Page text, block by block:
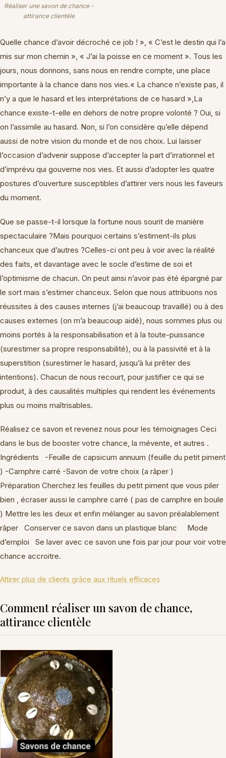
Réaliser une savon de chance -
attirance clientèle
Quelle chance d’avoir décroché ce job ! », « C’est le destin qui l’a
mis sur mon chemin », « J’ai la poisse en ce moment ». Tous les
jours, nous donnons, sans nous en rendre compte, une place
importante à la chance dans nos vies.« La chance n’existe pas, il
n’y a que le hasard et les interprétations de ce hasard »,La
chance existe-t-elle en dehors de notre propre volonté ? Oui, si
on l’assimile au hasard. Non, si l’on considère qu’elle dépend
aussi de notre vision du monde et de nos choix. Lui laisser
l’occasion d’advenir suppose d’accepter la part d’irrationnel et
d’imprévu qui gouverne nos vies. Et aussi d’adopter les quatre
postures d’ouverture susceptibles d’attirer vers nous les faveurs
du moment.
Que se passe-t-il lorsque la fortune nous sourit de manière
spectaculaire ?Mais pourquoi certains s’estiment-ils plus
chanceux que d’autres ?Celles-ci ont peu à voir avec la réalité
des faits, et davantage avec le socle d’estime de soi et
l’optimisme de chacun. On peut ainsi n’avoir pas été épargné par
le sort mais s’estimer chanceux. Selon que nous attribuons nos
réussites à des causes internes (j’ai beaucoup travaillé) ou à des
causes externes (on m’a beaucoup aidé), nous sommes plus ou
moins portés à la responsabilisation et à la toute-puissance
(surestimer sa propre responsabilité), ou à la passivité et à la
superstition (surestimer le hasard, jusqu’à lui prêter des
intentions). Chacun de nous recourt, pour justifier ce qui se
produit, à des causalités multiples qui rendent les événements
plus ou moins maîtrisables.
Réalisez ce savon et revenez nous pour les témoignages Ceci
dans le bus de booster votre chance, la mévente, et autres .
Ingrédients -Feuille de capsicum annuum (feuille du petit piment
) -Camphre carré -Savon de votre choix (a râper )
Préparation Cherchez les feuilles du petit piment que vous piler
bien , écraser aussi le camphre carré ( pas de camphre en boule
) Mettre les les deux et enfin mélanger au savon préalablement
râper Conserver ce savon dans un plastique blanc Mode
d’emploi Se laver avec ce savon une fois par jour pour voir votre
chance accroitre.
Attirer plus de clients grâce aux rituels efficaces
Comment réaliser un savon de chance,
attirance clientèle